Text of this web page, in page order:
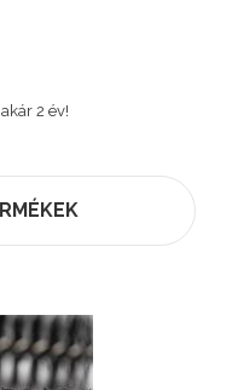
2 év!